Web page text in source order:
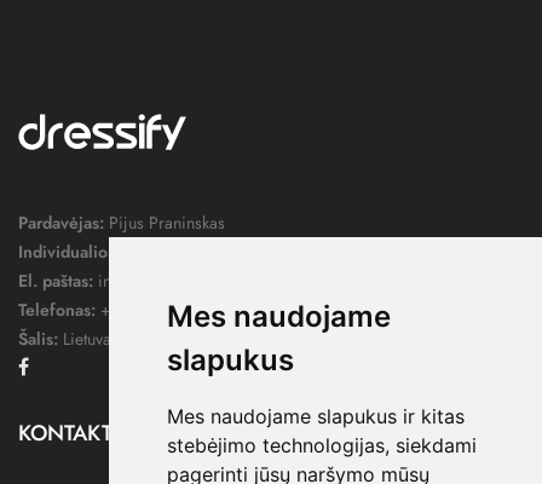
Mes naudojame
slapukus
Mes naudojame slapukus ir kitas
stebėjimo technologijas, siekdami
pagerinti jūsų naršymo mūsų
Pardavėjas: Pijus Praninskas
Individualios veiklos pažymos nr.:
El. paštas: info@dressify.lt
Telefonas: +370 676 78578
Šalis: Lietuva
KONTAKTAI